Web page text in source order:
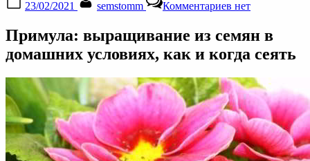
on
23/02/2021 semstomm Комментариевзаписи
выращивание
семян
домашних
условиях,
посев,
уход
нет
Примула: выращивание из семян в
домашних условиях, как и когда сеять